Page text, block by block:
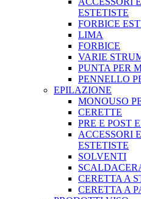
ESTETISTE
FORBICE
LIMA
FORBICE
VARIE
PUNTA PER
PENNELLO
EPILAZIONE
MONOUSO
CERETTE
PRE E POST
ACCESSORI
ESTETISTE
SOLVENTI
CERETTA A
CERETTA A